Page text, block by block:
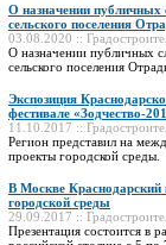
О назначении публичных
сельского поселения
03.08.2020 ::
О назначении публичных
сельского поселения
Экспозиция
фестивале «Зодчество-
11.10.2017 ::
Регион представил на
проекты городской среды.
В Москве Краснодарский
городской среды
29.09.2017 ::
Презентация состоится в